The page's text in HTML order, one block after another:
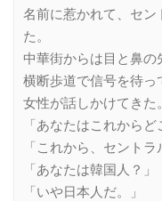
名前に惹かれて、セン
た。
中華街からは目と鼻の
横断歩道で信号を待
女性が話しかけてきた。
「あなたはこれからど
「これから、セント
「あなたは韓国人？」
「いや日本人だ。」